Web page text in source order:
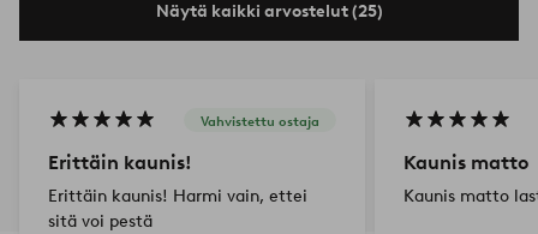
Näytä kaikki arvostelut (25)
Vahvistettu ostaja
Erittäin kaunis!
Erittäin kaunis! Harmi vain, ettei
sitä voi pestä
Kaunis matto
Kaunis matto